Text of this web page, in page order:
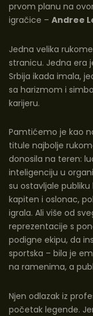
prvom planu na
igračice – Andree
Jedna velika
stranicu. Jedna era
Srbija ikada imala,
sa harizmom i
karijeru.
Pamtićemo je kao
titule najbolje
donosila na teren:
inteligenciju u
su ostavljale
kapiten i oslonac,
igrala. Ali više od
reprezentacije s
podigne ekipu, da
sportska – bila je
na ramenima, a
Njen odlazak iz
početak legende.